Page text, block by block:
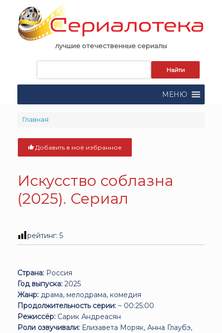
content
лучшие отечественные сериалы
поиска:
МЕНЮ
Главная
Добавить в моё избранное
Искусство соблазна
(2025). Сериал
рейтинг: 5
Страна: Россия
Год выпуска: 2025
Жанр: драма, мелодрама, комедия
Продолжительность серии: ~ 00:25:00
Режиссёр: Сарик Андреасян
Роли озвучивали: Елизавета Моряк, Анна Глаубэ,